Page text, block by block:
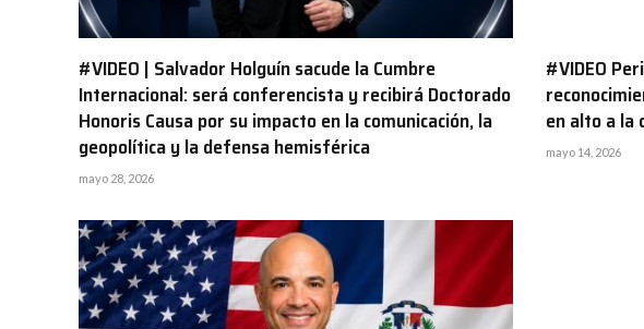
#VIDEO | Salvador Holguín sacude la Cumbre
Internacional: será conferencista y recibirá Doctorado
Honoris Causa por su impacto en la comunicación, la
geopolítica y la defensa hemisférica
mayo 28, 2026
#VIDEO
en alto a la
mayo 14, 2026